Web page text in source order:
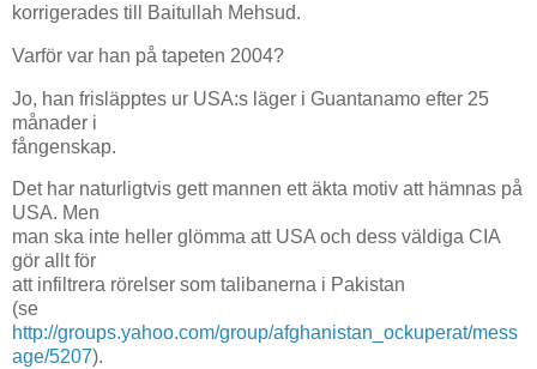
korrigerades till Baitullah Mehsud.
Varför var han på tapeten 2004?
Jo, han frisläpptes ur USA:s läger i Guantanamo efter 25
månader i
fångenskap.
Det har naturligtvis gett mannen ett äkta motiv att hämnas på
USA. Men
man ska inte heller glömma att USA och dess väldiga CIA
gör allt för
att infiltrera rörelser som talibanerna i Pakistan
(se
http://groups.yahoo.com/group/afghanistan_ockuperat/mess
age/5207).